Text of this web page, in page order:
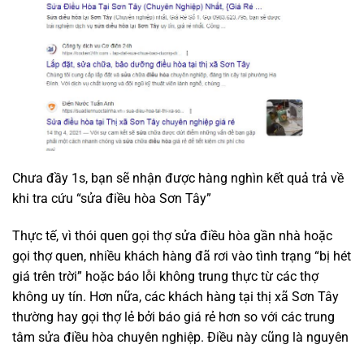
Chưa đầy 1s, bạn sẽ nhận được hàng nghìn kết quả trả về
khi tra cứu “sửa điều hòa Sơn Tây”
Thực tế, vì thói quen gọi thợ sửa điều hòa gần nhà hoặc
gọi thợ quen, nhiều khách hàng đã rơi vào tình trạng “bị hét
giá trên trời” hoặc báo lỗi không trung thực từ các thợ
không uy tín. Hơn nữa, các khách hàng tại thị xã Sơn Tây
thường hay gọi thợ lẻ bởi báo giá rẻ hơn so với các trung
tâm sửa điều hòa chuyên nghiệp. Điều này cũng là nguyên